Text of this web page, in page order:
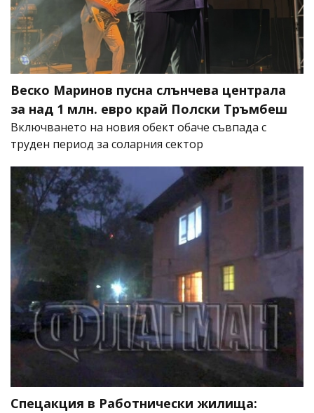
Веско Маринов пусна слънчева централа
за над 1 млн. евро край Полски Тръмбеш
Включването на новия обект обаче съвпада с
труден период за соларния сектор
Спецакция в Работнически жилища: